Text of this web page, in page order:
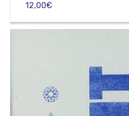
12,00€